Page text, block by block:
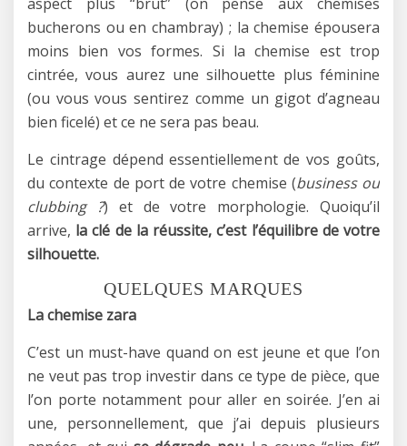
bucherons ou en chambray) ; la chemise épousera
moins bien vos formes. Si la chemise est trop
cintrée, vous aurez une silhouette plus féminine
(ou vous vous sentirez comme un gigot d’agneau
bien ficelé) et ce ne sera pas beau.
Le cintrage dépend essentiellement de vos goûts,
du contexte de port de votre chemise (business ou
clubbing ?) et de votre morphologie. Quoiqu’il
arrive, la clé de la réussite, c’est l’équilibre de votre
silhouette.
QUELQUES MARQUES
La chemise zara
C’est un must-have quand on est jeune et que l’on
ne veut pas trop investir dans ce type de pièce, que
l’on porte notamment pour aller en soirée. J’en ai
une, personnellement, que j’ai depuis plusieurs